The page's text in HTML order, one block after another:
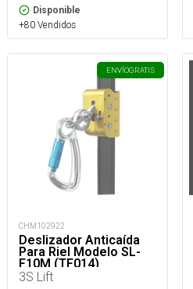
Disponible
+80 Vendidos
ENVÍOGRATIS
CHM102922
Deslizador Anticaída
Para Riel Modelo SL-
F10M (TF014)
3S Lift